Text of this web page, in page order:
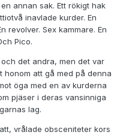
annan sak. Ett rökigt hak
inavlade kurder. En
revolver. Sex kammare. En
Pico.
det andra, men det var
att gå med på denna
öga med en av kurderna
pjäser i deras vansinniga
lag.
vrålade obsceniteter kors